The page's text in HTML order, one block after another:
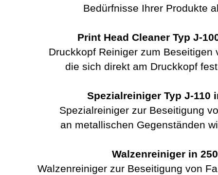
Bedürfnisse Ihrer Produkte
Print Head Cleaner Typ J-
Druckkopf Reiniger zum Beseitigen
die sich direkt am Druckkopf
Spezialreiniger Typ J-110
Spezialreiniger zur Beseitigung
an metallischen Gegenständen
Walzenreiniger in
Walzenreiniger zur Beseitigung von